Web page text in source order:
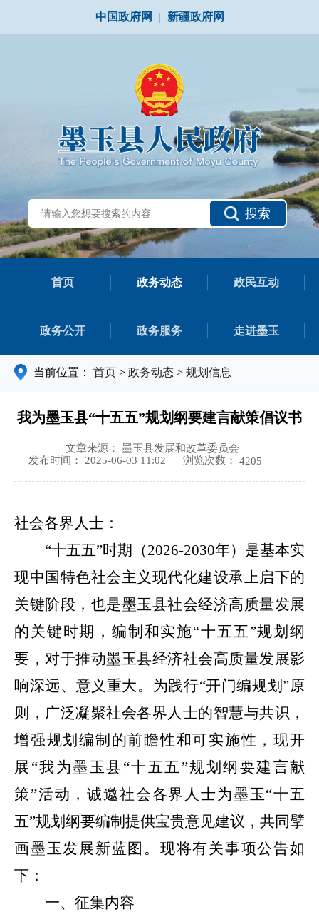
中国政府网 | 新疆政府网
搜索
首页 政务动态 政民互动
政务公开 政务服务 走进墨玉
当前位置： 首页 > 政务动态 > 规划信息
我为墨玉县“十五五”规划纲要建言献策倡议书
文章来源： 墨玉县发展和改革委员会
发布时间： 2025-06-03 11:02
浏览次数： 4205
社会各界人士：
“十五五”时期（2026-2030年） 是基本实
现中国特色社会主义现代化建设承上启下的
关键阶段，也是墨玉县社会经济高质量发展
的关键时期，编制和实施“十五五”规划纲
要， 对于推动墨玉县经济社会高质量发展影
响深远、意义重大。为践行“开门编规划”原
则，广泛凝聚社会各界人士的智慧与共识，
增强规划编制的前瞻性和可实施性，现开
展“我为墨玉县“十五五”规划纲要建言献
策”活动，诚邀社会各界人士为墨玉“十五
五”规划纲要编制提供宝贵意见建议，共同擘
画墨玉发展新蓝图。现将有关事项公告如
下：
一、征集内容